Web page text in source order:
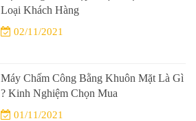
Loại Khách Hàng
02/11/2021
Máy Chấm Công Bằng Khuôn Mặt Là Gì
? Kinh Nghiệm Chọn Mua
01/11/2021